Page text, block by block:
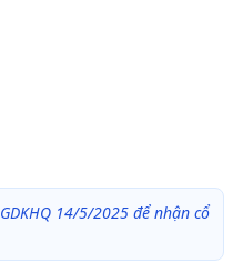
14/5/2025 để nhận cổ